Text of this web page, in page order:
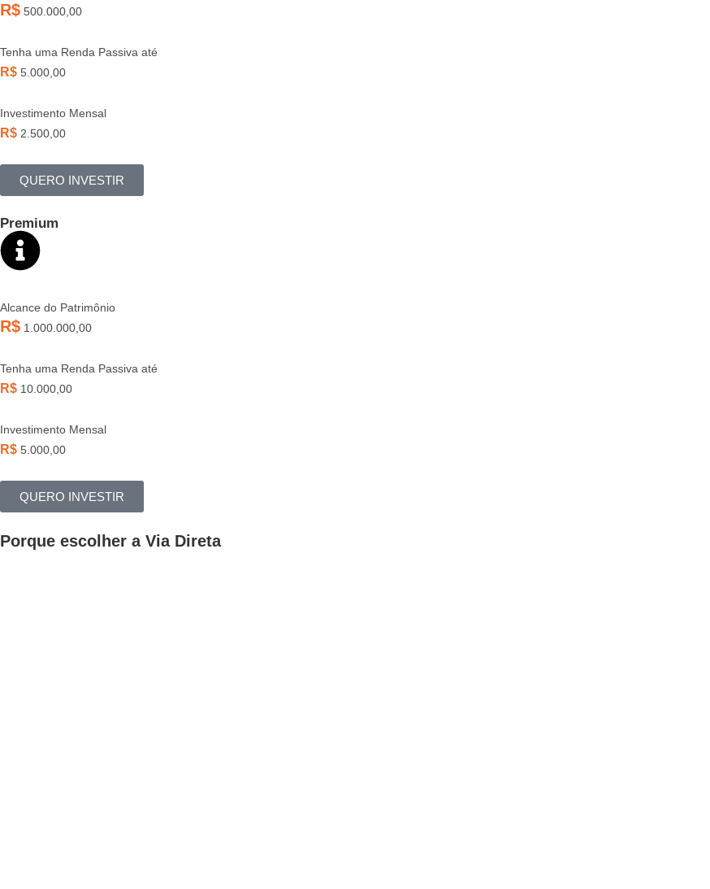
R$ 500.000,00
Tenha uma Renda Passiva até
R$ 5.000,00
Investimento Mensal
R$ 2.500,00
QUERO INVESTIR
Premium
Alcance do Patrimônio
R$ 1.000.000,00
Tenha uma Renda Passiva até
R$ 10.000,00
Investimento Mensal
R$ 5.000,00
QUERO INVESTIR
Porque escolher a Via Direta